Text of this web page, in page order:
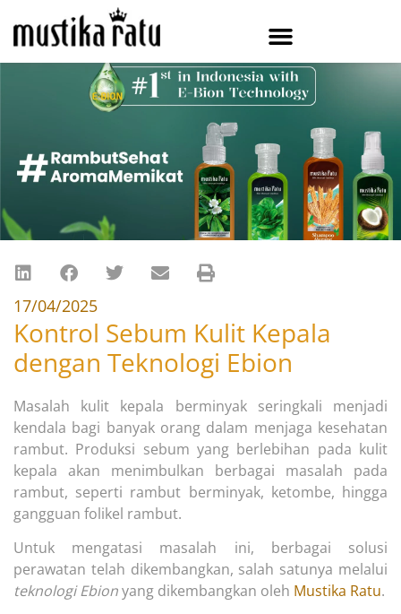
17/04/2025
Kontrol Sebum Kulit Kepala
dengan Teknologi Ebion
Masalah kulit kepala berminyak seringkali menjadi
kendala bagi banyak orang dalam menjaga kesehatan
rambut. Produksi sebum yang berlebihan pada kulit
kepala akan menimbulkan berbagai masalah pada
rambut, seperti rambut berminyak, ketombe, hingga
gangguan folikel rambut.
Untuk mengatasi masalah ini, berbagai solusi
perawatan telah dikembangkan, salah satunya melalui
teknologi Ebionyang dikembangkan oleh Mustika Ratu.